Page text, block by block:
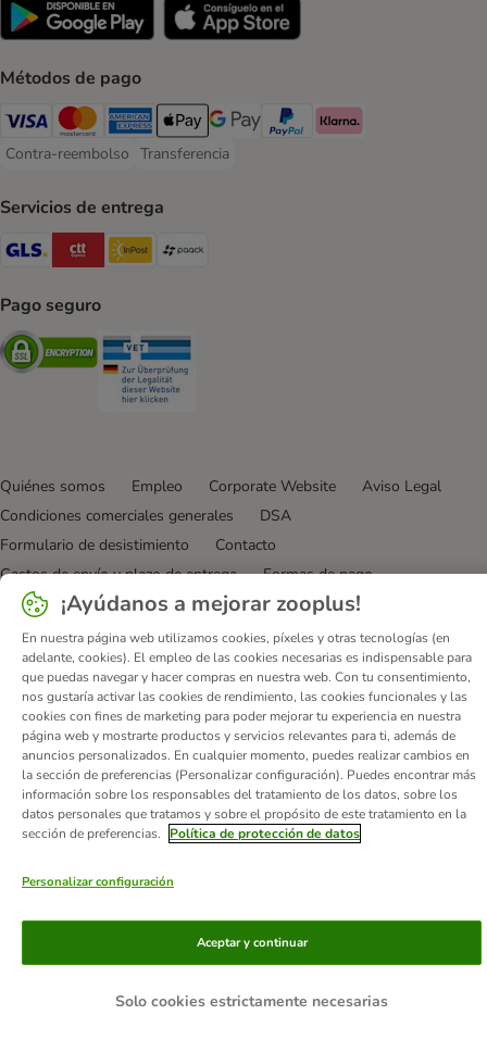
Métodos de pago
Visa Payment Method
Mastercard Payment Method
American Express Payment Method
Apple Pay Payment Method
Google Pay Payment Method
PayPal Payment Method
Klarna Payment Method
Contra-reembolso
Contra-reembolso Payment Method
Transferencia
Transferencia Payment Method
Servicios de entrega
GLS Shipping Method
CTTExpress Shipping Method
InPost Shipping Method
Pago seguro
Security
Quiénes somos Empleo Corporate Website
Aviso Legal
Condiciones comerciales generales
DSA
Formulario de desistimiento
Contacto
Gastos de envío y plazo de entrega
Formas de pago
Programa de afiliación
Protección de datos
Declaración de accesibilidad
© zooplus SE2026
¡Ayúdanos a mejorar zooplus!
En nuestra página web utilizamos cookies, píxeles y otras tecnologías (en
adelante, cookies). El empleo de las cookies necesarias es indispensable para
que puedas navegar y hacer compras en nuestra web. Con tu consentimiento,
nos gustaría activar las cookies de rendimiento, las cookies funcionales y las
cookies con fines de marketing para poder mejorar tu experiencia en nuestra
página web y mostrarte productos y servicios relevantes para ti, además de
anuncios personalizados. En cualquier momento, puedes realizar cambios en
la sección de preferencias (Personalizar configuración). Puedes encontrar más
información sobre los responsables del tratamiento de los datos, sobre los
datos personales que tratamos y sobre el propósito de este tratamiento en la
sección de preferencias.
Política de protección de datos
Personalizar configuración
Solo cookies estrictamente necesarias
Aceptar y continuar